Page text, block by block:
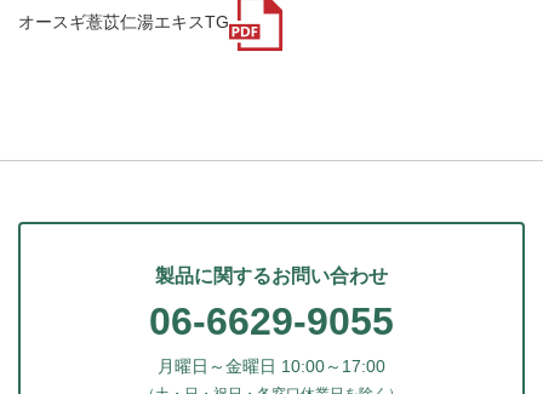
オースギ薏苡仁湯エキスTG
製品に関するお問い合わせ
06-6629-9055
月曜日～金曜日 10:00～17:00